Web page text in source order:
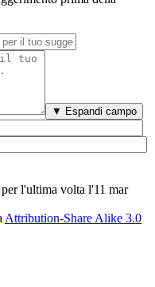
▼ Espandi campo
l'ultima volta l'11 mar
Attribution-Share Alike 3.0